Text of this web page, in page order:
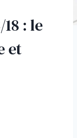
: le
et